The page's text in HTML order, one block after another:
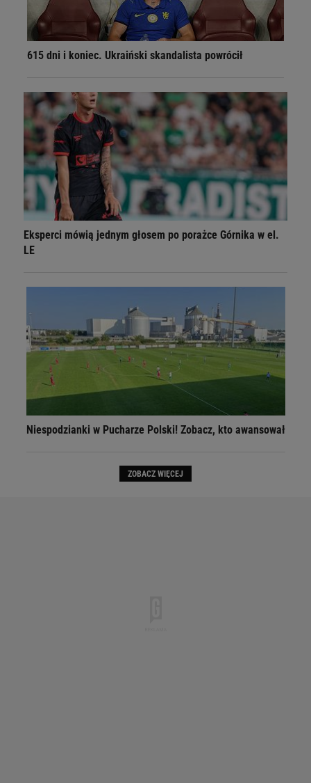
615 dni i koniec. Ukraiński skandalista powrócił
Eksperci mówią jednym głosem po porażce Górnika w el.
LE
Niespodzianki w Pucharze Polski! Zobacz, kto awansował
ZOBACZ WIĘCEJ